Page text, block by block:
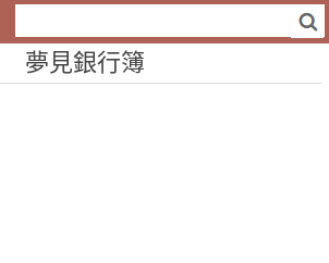
夢見銀行簿